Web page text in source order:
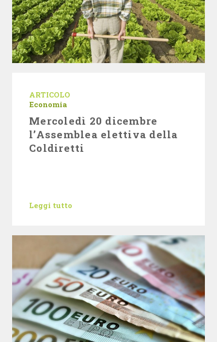
ARTICOLO
Economia
Mercoledì 20 dicembre
l’Assemblea elettiva della
Coldiretti
Leggi tutto